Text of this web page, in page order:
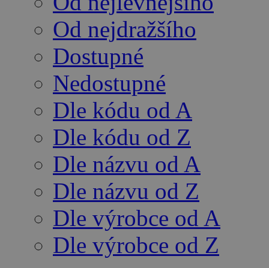
Od nejdražšího
Dostupné
Nedostupné
Dle kódu od A
Dle kódu od Z
Dle názvu od A
Dle názvu od Z
Dle výrobce od A
Dle výrobce od Z